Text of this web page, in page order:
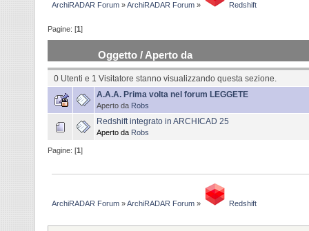
ArchiRADAR Forum »ArchiRADAR Forum » Redshift
Pagine: [1]
Oggetto / Aperto da
0 Utenti e 1 Visitatore stanno visualizzando questa sezione.
A.A.A. Prima volta nel forum LEGGETE
Aperto da Robs
Redshift integrato in ARCHICAD 25
Aperto da Robs
Pagine: [1 ]
ArchiRADAR Forum »ArchiRADAR Forum » Redshift